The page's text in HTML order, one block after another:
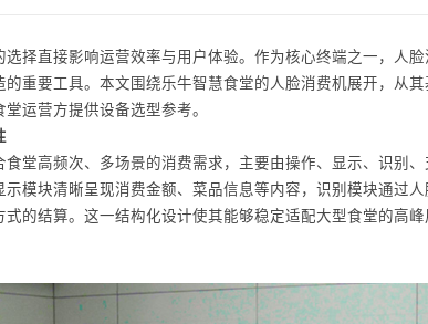
择直接影响运营效率与用户体验。作为核心终端之一，人
重要工具。本文围绕乐牛智慧食堂的人脸消费机展开，从
运营方提供设备选型参考。
堂高频次、多场景的消费需求，主要由操作、显示、识别
模块清晰呈现消费金额、菜品信息等内容，识别模块通过人
式的结算。这一结构化设计使其能够稳定适配大型食堂的高